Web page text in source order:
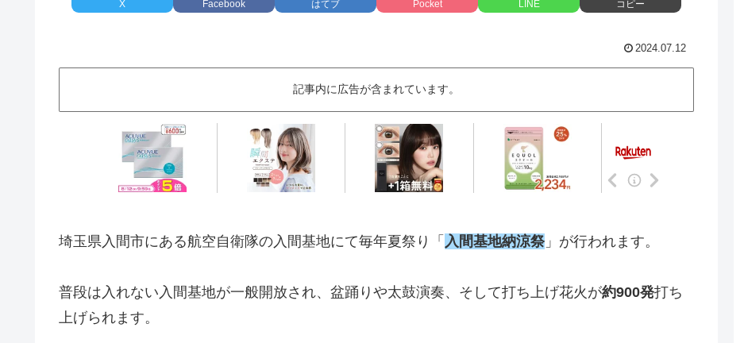
X Facebook はてブ Pocket LINE コピー
2024.07.12
記事内に広告が含まれています。
埼玉県入間市にある航空自衛隊の入間基地にて毎年夏祭り「 入間基地納涼祭」が行われます。
普段は入れない入間基地が一般開放され、盆踊りや太鼓演奏、そして打ち上げ花火が約900発打ち
上げられます。